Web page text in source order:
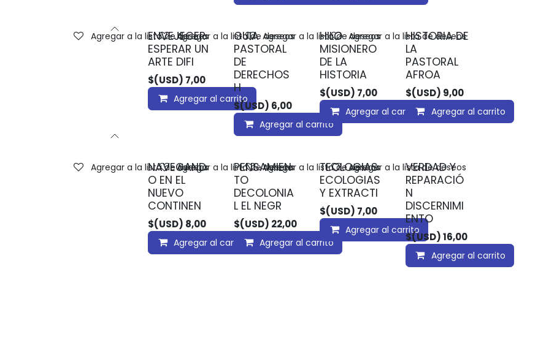
ENVEJECER
ESPERAR UN
ARTE DIFI
$(USD) 7,00
Agregar al carrito
Agregar a la lista de deseos
GUIA
PASTORAL
DE
DERECHOS
H
$(USD) 6,00
Agregar al carrito
Agregar a la lista de deseos
HILO
MISIONERO
DE LA
HISTORIA
$(USD) 7,00
Agregar al carrito
Agregar a la lista de deseos
HISTORIA DE
LA
PASTORAL
AFROA
$(USD) 9,00
Agregar al carrito
Agregar a la lista de deseos
NAVEGAND
O EN EL
NUEVO
CONTINEN
$(USD) 8,00
Agregar al carrito
Agregar a la lista de deseos
PENSAMIEN
TO
DECOLONIA
L EL NEGR
$(USD) 22,00
Agregar al carrito
Agregar a la lista de deseos
TEOLOGIAS
ECOLOGIAS
Y EXTRACTI
$(USD) 7,00
Agregar al carrito
Agregar a la lista de deseos
VERDAD Y
REPARACIÓ
N
DISCERNIMI
ENTO
$(USD)16,00
Agregar al carrito
Agregar a la lista de deseos